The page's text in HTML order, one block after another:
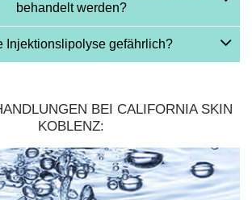
behandelt werden?
Injektionslipolyse gefährlich?
BEI CALIFORNIA SKIN
KOBLENZ: